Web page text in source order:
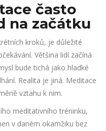
často
na začátku
kroků, je důležité
Většina lidí začíná
bude tichá jako hladké
Realita je jiná. Meditace
vztahu k nim.
meditativního tréninku,
v daném okamžiku bez